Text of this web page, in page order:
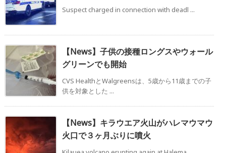
Suspect charged in connection with deadl ...
【News】子供の接種ロングスやウォール
グリーンでも開始
CVS HealthとWalgreensは、5歳から11歳までの子
供を対象とした ...
【News】キラウエア火山がハレマウマウ
火口で３ヶ月ぶりに噴火